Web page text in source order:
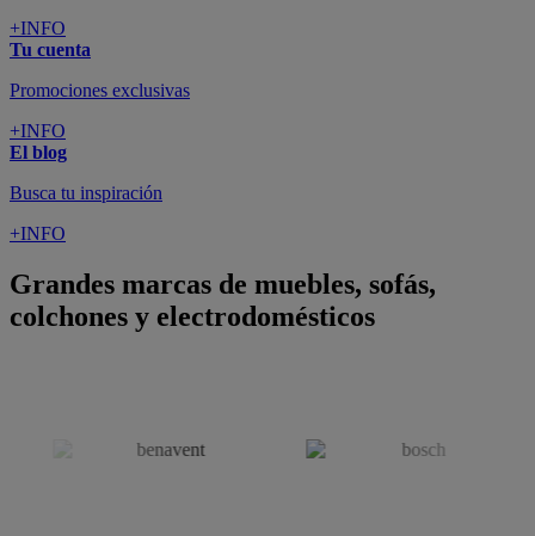
+INFO
Tu cuenta
Promociones exclusivas
+INFO
El blog
Busca tu inspiración
+INFO
Grandes marcas de muebles, sofás,
colchones y electrodomésticos